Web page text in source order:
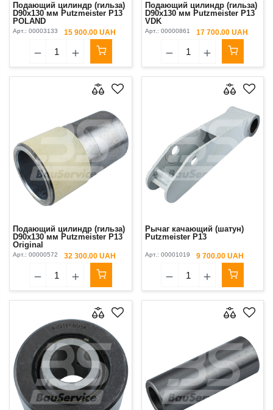
Подающий цилиндр (гильза)
D90x130 мм Putzmeister P13
POLAND
Арт.: 00003133 15 900.00 UAH
Подающий цилиндр (гильза)
D90x130 мм Putzmeister P13
VDK
Арт.: 00000861 17 700.00 UAH
Подающий цилиндр (гильза)
D90x130 мм Putzmeister P13
Original
Арт.: 00000572 32 300.00 UAH
Рычаг качающий (шатун)
Putzmeister P13
Арт.: 00001019 9 700.00 UAH